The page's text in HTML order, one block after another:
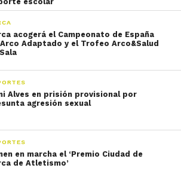
acogerá el Campeonato de España
Adaptado y el Trofeo Arco&Salud
Alves en prisión provisional por
agresión sexual
en marcha el ‘Premio Ciudad de
de Atletismo’